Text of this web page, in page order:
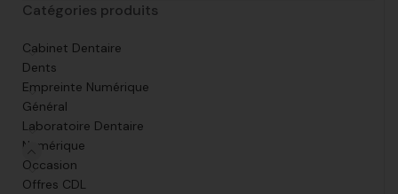
Catégories produits
Cabinet Dentaire
Dents
Empreinte Numérique
Général
Laboratoire Dentaire
Numérique
Occasion
Offres CDL